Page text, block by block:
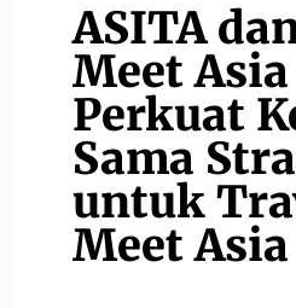
ASITA
Meet Asia
Perkuat
Sama
untuk
Meet